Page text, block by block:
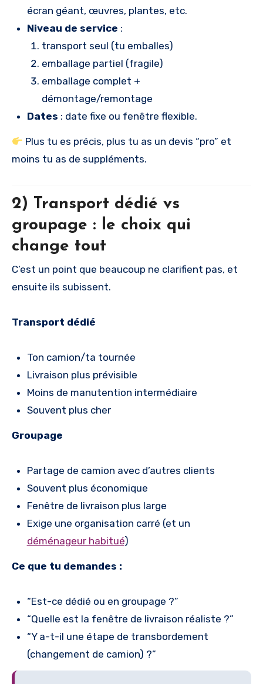
écran géant, œuvres, plantes, etc.
Niveau de service :
transport seul (tu emballes)
emballage partiel (fragile)
emballage complet +
démontage/remontage
Dates : date fixe ou fenêtre flexible.
Plus tu es précis, plus tu as un devis “pro” et
moins tu as de suppléments.
2) Transport dédié vs
groupage : le choix qui
change tout
C’est un point que beaucoup ne clarifient pas, et
ensuite ils subissent.
Transport dédié
Ton camion/ta tournée
Livraison plus prévisible
Moins de manutention intermédiaire
Souvent plus cher
Groupage
Partage de camion avec d’autres clients
Souvent plus économique
Fenêtre de livraison plus large
Exige une organisation carré (et un
déménageur habitué)
Ce que tu demandes :
“Est-ce dédié ou en groupage ?”
“Quelle est la fenêtre de livraison réaliste ?”
“Y a-t-il une étape de transbordement
(changement de camion) ?”